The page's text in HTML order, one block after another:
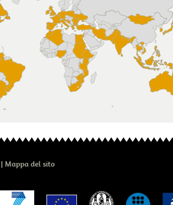
Mappa del sito